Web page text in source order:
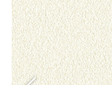
ブランド・コレクション
Lilycolor Coordinate 着せ替
カーテン
床材
サステナブル商品
ノンワックス床タイル
壁紙機能性ガイド
施工事例 トップ
医療・福祉施設
ホテル・オフィス・店舗
モデルハウス
新築戸建・マンション
リリカラノート
ショールーム